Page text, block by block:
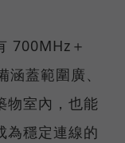
700MHz＋
蓋範圍廣、
物室內，也能
為穩定連線的